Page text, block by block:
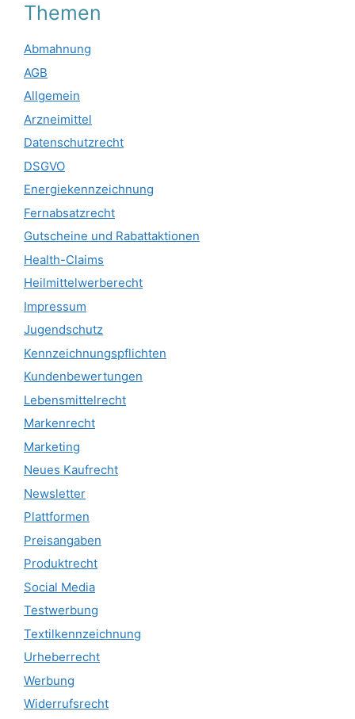
Themen
Abmahnung
AGB
Allgemein
Arzneimittel
Datenschutzrecht
DSGVO
Energiekennzeichnung
Fernabsatzrecht
Gutscheine und Rabattaktionen
Health-Claims
Heilmittelwerberecht
Impressum
Jugendschutz
Kennzeichnungspflichten
Kundenbewertungen
Lebensmittelrecht
Markenrecht
Marketing
Neues Kaufrecht
Newsletter
Plattformen
Preisangaben
Produktrecht
Social Media
Testwerbung
Textilkennzeichnung
Urheberrecht
Werbung
Widerrufsrecht